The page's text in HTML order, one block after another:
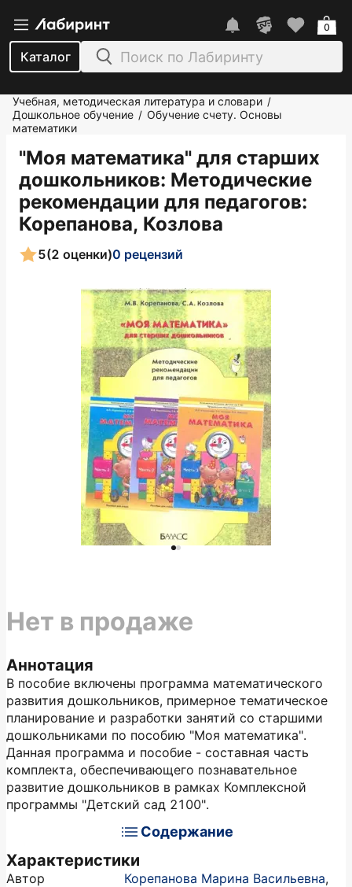
Каталог
0
Учебная, методическая литература и словари /
Дошкольное обучение / Обучение счету. Основы
математики
"Моя математика" для старших
дошкольников: Методические
рекомендации для педагогов:
Корепанова, Козлова
5(2 оценки)0 рецензий
Аннотация
В пособие включены программа математического
развития дошкольников, примерное тематическое
планирование и разработки занятий со старшими
дошкольниками по пособию "Моя математика".
Данная программа и пособие - составная часть
комплекта, обеспечивающего познавательное
развитие дошкольников в рамках Комплексной
программы "Детский сад 2100".
Содержание
Характеристики
Автор Корепанова Марина Васильевна,
Нет в продаже